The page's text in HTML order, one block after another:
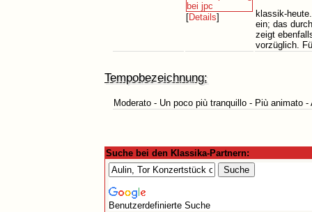
[Details]
klassik-
ein; das
zeigt
vorzüglich.
Tempobezeichnung:
Moderato - Un poco più tranquillo - Più animato
Suche bei den Klassika-Partnern:
Benutzerdefinierte Suche